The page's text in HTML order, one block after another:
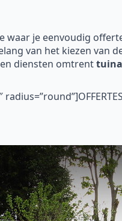
waar je eenvoudig
van het kiezen van
diensten omtrent